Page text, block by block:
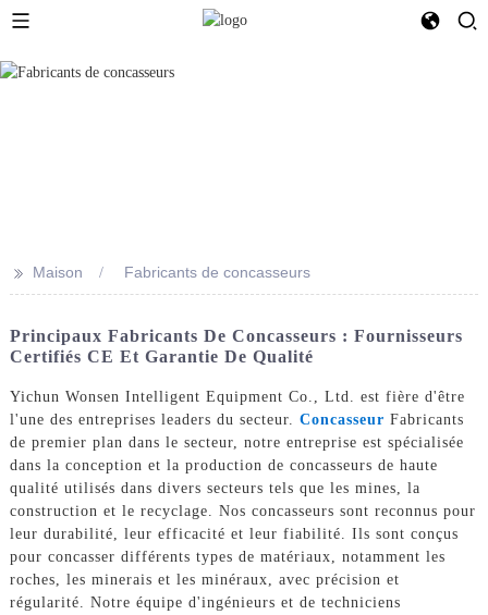
>> Maison Fabricants de concasseurs
Principaux Fabricants De Concasseurs : Fournisseurs
Certifiés CE Et Garantie De Qualité
Yichun Wonsen Intelligent Equipment Co., Ltd. est fière d'être
l'une des entreprises leaders du secteur. Concasseur Fabricants
de premier plan dans le secteur, notre entreprise est spécialisée
dans la conception et la production de concasseurs de haute
qualité utilisés dans divers secteurs tels que les mines, la
construction et le recyclage. Nos concasseurs sont reconnus pour
leur durabilité, leur efficacité et leur fiabilité. Ils sont conçus
pour concasser différents types de matériaux, notamment les
roches, les minerais et les minéraux, avec précision et
régularité. Notre équipe d'ingénieurs et de techniciens